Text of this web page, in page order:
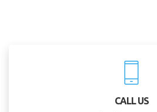
CALL US